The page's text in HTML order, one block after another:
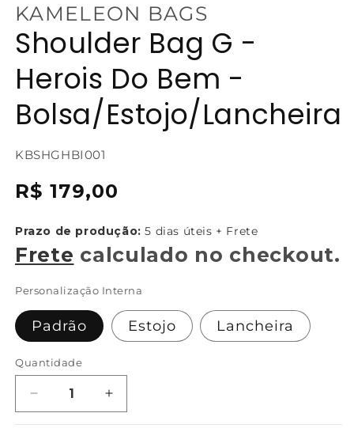
KAMELEON BAGS
Shoulder Bag G -
Herois Do Bem -
Bolsa/Estojo/Lancheira
SKU:
sku
KBSHGHBI001
Preço
R$ 179,00
Prazo de produção: 5 dias úteis + Frete
Frete calculado no checkout.
Personalização Interna
Padrão Estojo Lancheira
Quantidade
Diminuir
a
Aumentar
a